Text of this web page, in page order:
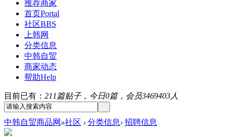
推荐商家
首页Portal
社区BBS
上韩网
分类信息
中韩自贸
商家动态
帮助Help
目前已有： 211篇贴子，今日0篇，会员3469403人
中韩自贸商品网 »社区 › 分类信息› 招聘信息